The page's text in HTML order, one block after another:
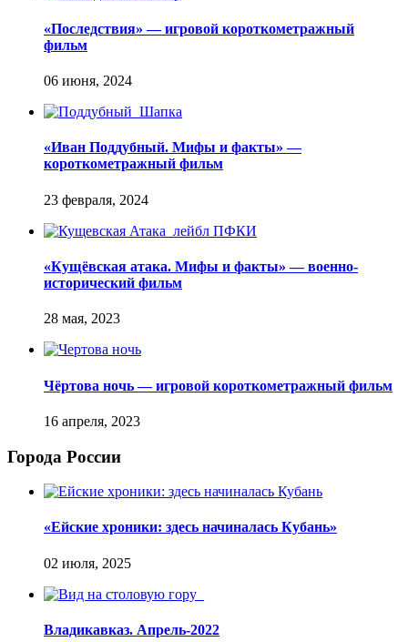
«Последствия» — игровой короткометражный
фильм
«Иван Поддубный. Мифы и факты» —
короткометражный фильм
«Кущёвская атака. Мифы и факты» — военно-
исторический фильм
Чёртова ночь — игровой короткометражный фильм
Города России
«Ейские хроники: здесь начиналась Кубань»
Владикавказ. Апрель-2022